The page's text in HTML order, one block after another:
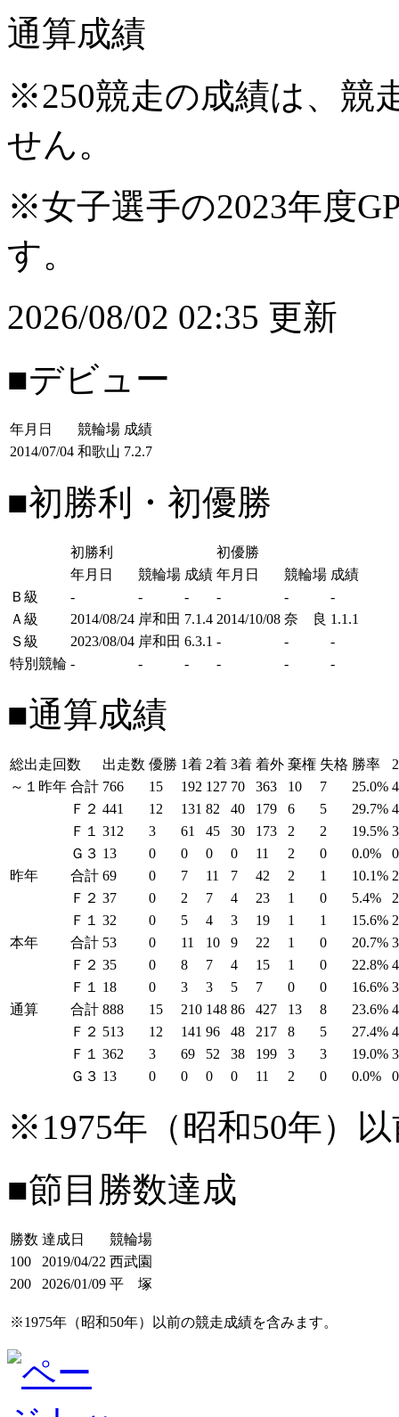
通算成績
※250競走の成績は、競
せん。
※女子選手の2023年度
す。
2026/08/02 02:35 更新
■デビュー
年月日 競輪場 成績
2014/07/04 和歌山 7.2.7
■初勝利・初優勝
初勝利
初優勝
年月日
競輪場 成績 年月日 競輪場 成績
Ｂ級
- - - - -
-
Ａ級
2014/08/24 岸和田 7.1.4 2014/10/08 奈 良 1.1.1
Ｓ級
2023/08/04 岸和田 6.3.1 - -
-
特別競輪 - - - - - -
■通算成績
総出走回数 出走数 優勝 1着 2着 3着 着外 棄権 失格 勝率
～１昨年 合計 766 15 192 127 70 363 10 7 25.0%
Ｆ２ 441 12 131 82 40 179 6 5 29.7%
Ｆ１
312 3 61 45 30 173 2 2 19.5%
Ｇ３ 13 0 0 0 0 11 2 0 0.0%
昨年
合計 69 0 7 11 7 42 2 1 10.1%
Ｆ２ 37 0 2 7 4 23 1 0 5.4%
Ｆ１
32 0 5 4 3 19 1 1 15.6%
本年
合計 53 0 11 10 9 22 1 0 20.7%
Ｆ２ 35 0 8 7 4 15 1 0 22.8%
Ｆ１
18 0 3 3 5 7 0 0 16.6%
通算
合計 888 15 210 148 86 427 13 8 23.6%
Ｆ２ 513 12 141 96 48 217 8 5 27.4%
Ｆ１
362 3 69 52 38 199 3 3 19.0%
Ｇ３ 13 0 0 0 0 11 2 0 0.0%
※1975年（昭和50年）
■節目勝数達成
勝数 達成日
競輪場
100
2019/04/22 西武園
200
2026/01/09 平 塚
※1975年（昭和50年）以前の競走成績を含みます。